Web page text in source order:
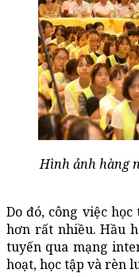
Hình ảnh hàng
Do đó, công việc
hơn rất nhiều. Hầu
tuyến qua mạng
hoạt, học tập và rèn